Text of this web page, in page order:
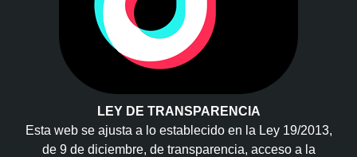
LEY DE TRANSPARENCIA
Esta web se ajusta a lo establecido en la Ley 19/2013,
de 9 de diciembre, de transparencia, acceso a la